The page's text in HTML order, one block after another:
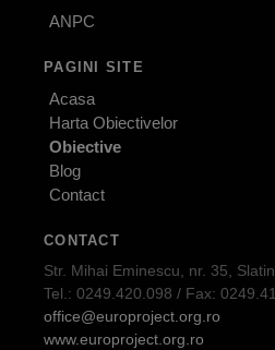
ANPC
PAGINI SITE
Acasa
Harta Obiectivelor
Obiective
Blog
Contact
CONTACT
Str. Mihai Eminescu, nr. 35,
Tel.: 0249.420.098 / Fax:
office@europroject.org.ro
www.europroject.org.ro